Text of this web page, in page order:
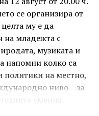
се организира от
му е да
младежта с
музиката и
напомни колко са
на местно,
ниво – за